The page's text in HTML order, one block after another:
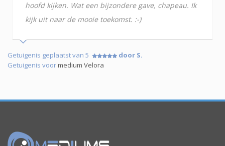
hoofd kijken. Wat een bijzondere gave, chapeau. Ik
kijk uit naar de mooie toekomst. :-)
Getuigenis geplaatst van 5
door S.
Getuigenis voormedium Velora